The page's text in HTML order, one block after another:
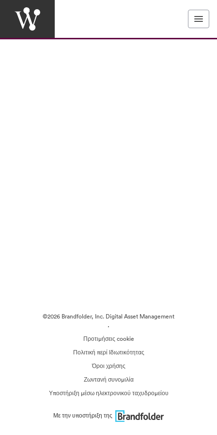
©2026 Brandfolder, Inc. Digital Asset Management
·
Προτιμήσεις cookie
Πολιτική περί Ιδιωτικότητας
Όροι χρήσης
Ζωντανή συνομιλία
Υποστήριξη μέσω ηλεκτρονικού ταχυδρομείου
Με την υποστήριξη της